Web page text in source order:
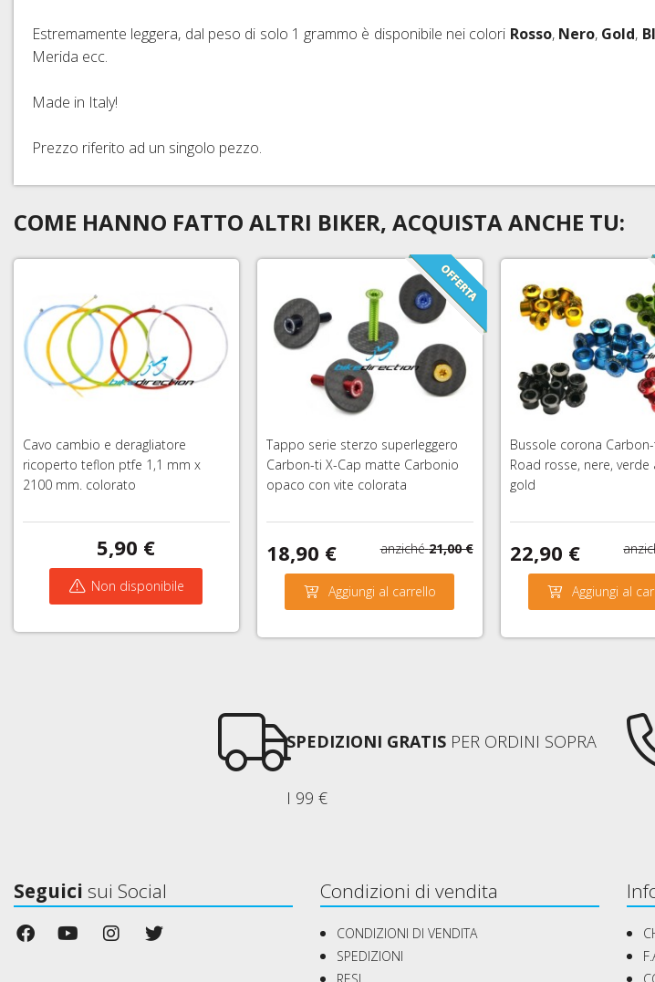
Estremamente leggera, dal peso di solo 1 grammo è disponibile nei colori Rosso, Nero, Gold,
Merida ecc.
Made in Italy!
Prezzo riferito ad un singolo pezzo.
COME HANNO FATTO ALTRI BIKER, ACQUISTA ANCHE TU:
Cavo cambio e deragliatore
ricoperto teflon ptfe 1,1 mm x
2100 mm. colorato
5,90 €
Non disponibile
Tappo serie sterzo superleggero
Carbon-ti X-Cap matte Carbonio
opaco con vite colorata
18,90 € anziché 21,00 €
Aggiungi al carrello
Bussole corona
Road rosse, nere, verde
gold
22,90 €
Aggiungi al
SPEDIZIONI GRATISPER ORDINI SOPRA
I 99 €
Seguici sui Social Condizioni di vendita
CONDIZIONI DI VENDITA
SPEDIZIONI